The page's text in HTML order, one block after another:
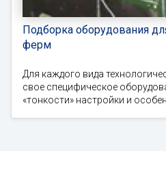
Подборка оборудования
ферм
Для каждого вида
свое специфическое
«тонкости» настройки и